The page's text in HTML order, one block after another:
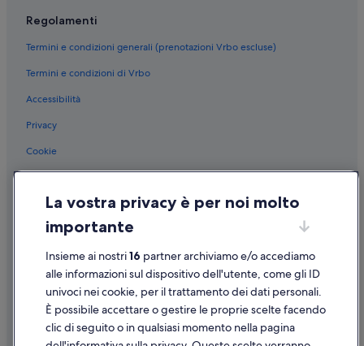
Regolamenti
Termini e condizioni generali (prenotazioni Vrbo escluse)
Termini e condizioni di Vrbo
Accessibilità
Privacy
Cookie
Informazioni legali/Contatti
Linee guida sui contenuti e segnalazione dei contenuti
Supporto
Assistenza clienti
Contattaci
La vostra privacy è per noi molto
importante
Insieme ai nostri16 partner archiviamo e/o accediamo
alle informazioni sul dispositivo dell'utente, come gli ID
univoci nei cookie, per il trattamento dei dati personali.
È possibile accettare o gestire le proprie scelte facendo
clic di seguito o in qualsiasi momento nella pagina